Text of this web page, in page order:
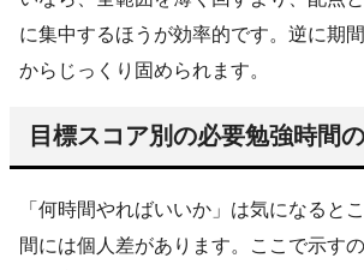
に集中するほうが効率的です。逆に期
からじっくり固められます。
目標スコア別の必要勉強時間
「何時間やればいいか」は気になると
間には個人差があります。ここで示す